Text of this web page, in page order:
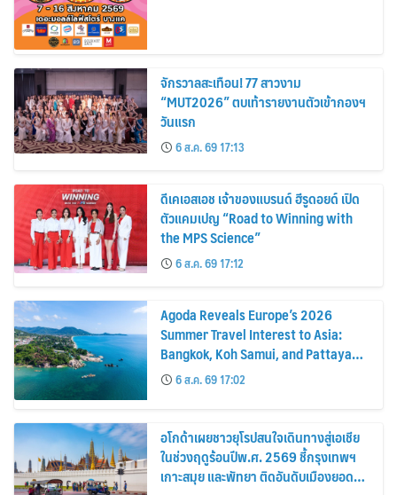
จักรวาลสะเทือน! 77 สาวงาม
“MUT2026” ตบเท้ารายงานตัวเข้ากองฯ
วันแรก
6 ส.ค. 69 17:13
ดีเคเอสเอช เจ้าของแบรนด์ ฮีรูดอยด์ เปิด
ตัวแคมเปญ “Road to Winning with
the MPS Science”
6 ส.ค. 69 17:12
Agoda Reveals Europe’s 2026
Summer Travel Interest to Asia:
Bangkok, Koh Samui, and Pattaya
Among the Top Cities
6 ส.ค. 69 17:02
อโกด้าเผยชาวยุโรปสนใจเดินทางสู่เอเชีย
ในช่วงฤดูร้อนปีพ.ศ. 2569 ชี้กรุงเทพฯ
เกาะสมุย และพัทยา ติดอันดับเมืองยอด